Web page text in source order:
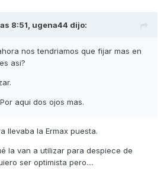
8:51, ugena44 dijo:
nos tendriamos que fijar mas en
asi?
aqui dos ojos mas.
llevaba la Ermax puesta.
la van a utilizar para despiece de
ser optimista pero....